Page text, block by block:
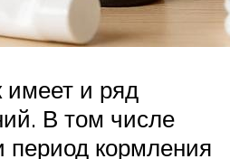
имеет и ряд
В том числе
период кормления